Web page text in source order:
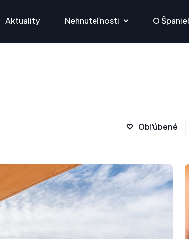
Aktuality Nehnuteľnosti O
Obľúbené